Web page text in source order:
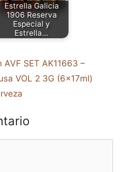
Estrella Galicia
1906 Reserva
Especial y
Estrella…
SET AK11663 –
VOL 2 3G (6x17ml)